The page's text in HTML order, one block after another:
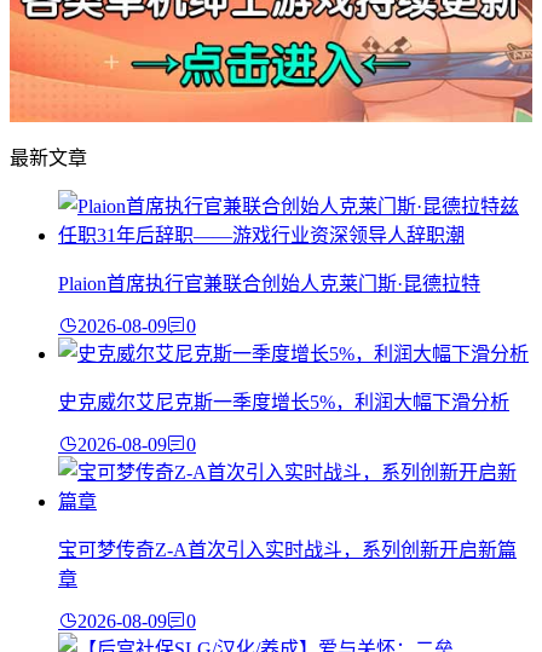
最新文章
Plaion首席执行官兼联合创始人克莱门斯·昆德拉特
2026-08-09 0
史克威尔艾尼克斯一季度增长5%，利润大幅下滑分析
2026-08-09 0
宝可梦传奇Z-A首次引入实时战斗，系列创新开启新篇
章
2026-08-09 0